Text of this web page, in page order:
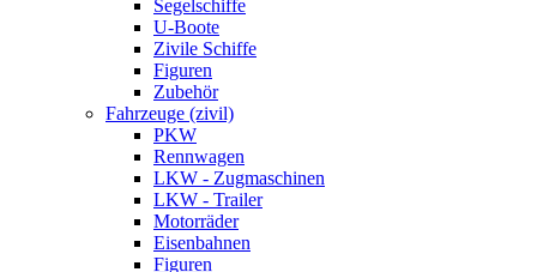
Segelschiffe
U-Boote
Zivile Schiffe
Figuren
Zubehör
Fahrzeuge (zivil)
PKW
Rennwagen
LKW - Zugmaschinen
LKW - Trailer
Motorräder
Eisenbahnen
Figuren